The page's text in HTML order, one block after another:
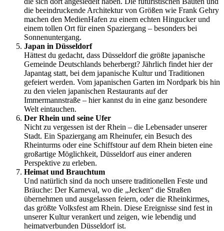
die beeindruckende Architektur von Größen wie Frank Gehry
machen den MedienHafen zu einem echten Hingucker und
einem tollen Ort für einen Spaziergang – besonders bei
Sonnenuntergang.
Japan in Düsseldorf
Hättest du gedacht, dass Düsseldorf die größte japanische
Gemeinde Deutschlands beherbergt? Jährlich findet hier der
Japantag statt, bei dem japanische Kultur und Traditionen
gefeiert werden. Vom japanischen Garten im Nordpark bis hin
zu den vielen japanischen Restaurants auf der
Immermannstraße – hier kannst du in eine ganz besondere
Welt eintauchen.
Der Rhein und seine Ufer
Nicht zu vergessen ist der Rhein – die Lebensader unserer
Stadt. Ein Spaziergang am Rheinufer, ein Besuch des
Rheinturms oder eine Schiffstour auf dem Rhein bieten eine
großartige Möglichkeit, Düsseldorf aus einer anderen
Perspektive zu erleben.
Heimat und Brauchtum
Und natürlich sind da noch unsere traditionellen Feste und
Bräuche: Der Karneval, wo die „Jecken“ die Straßen
übernehmen und ausgelassen feiern, oder die Rheinkirmes,
das größte Volksfest am Rhein. Diese Ereignisse sind fest in
unserer Kultur verankert und zeigen, wie lebendig und
heimatverbunden Düsseldorf ist.